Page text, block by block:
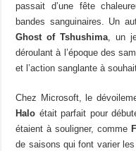
passait d’une fête
bandes sanguinaires. Un
Ghost of Tshushima, un
déroulant à l’époque des
et l’action sanglante à
Chez Microsoft, le
Halo était parfait pour
étaient à souligner, comme
de saisons qui font varier